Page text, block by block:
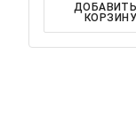
КОРЗИНУ